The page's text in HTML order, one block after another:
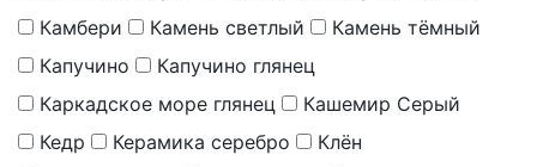
Камбери
Камень светлый
Камень тёмный
Капучино
Капучино глянец
Каркадское море глянец
Кашемир Серый
Кедр
Керамика серебро
Клён